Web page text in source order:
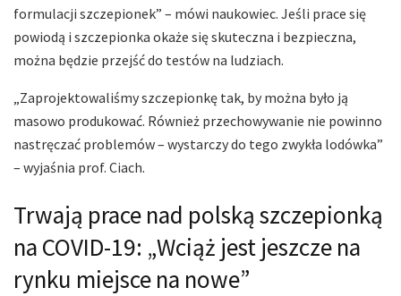
formulacji szczepionek” – mówi naukowiec. Jeśli prace się
powiodą i szczepionka okaże się skuteczna i bezpieczna,
można będzie przejść do testów na ludziach.
„Zaprojektowaliśmy szczepionkę tak, by można było ją
masowo produkować. Również przechowywanie nie powinno
nastręczać problemów – wystarczy do tego zwykła lodówka”
– wyjaśnia prof. Ciach.
Trwają prace nad polską szczepionką
na COVID-19: „Wciąż jest jeszcze na
rynku miejsce na nowe”